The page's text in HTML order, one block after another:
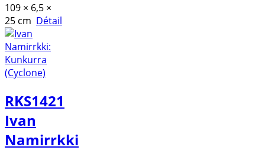
109 × 6,5 ×
25 cm Détail
RKS1421
Ivan
Namirrkki